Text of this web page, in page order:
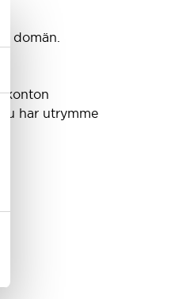
domän.
konton
har utrymme